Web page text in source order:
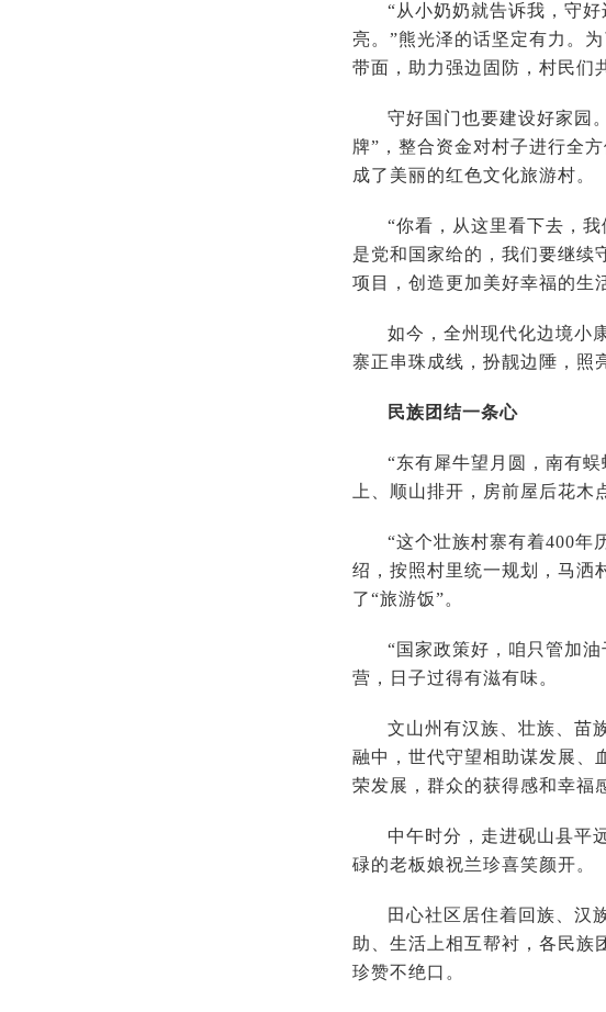
“从小奶奶就告诉我，守
亮。”熊光泽的话坚定有力。
带面，助力强边固防，村民们
守好国门也要建设好家园
牌”，整合资金对村子进行全
成了美丽的红色文化旅游村。
“你看，从这里看下去，
是党和国家给的，我们要继续
项目，创造更加美好幸福的生
如今，全州现代化边境小
寨正串珠成线，扮靓边陲，照
民族团结一条心
“东有犀牛望月圆，南有
上、顺山排开，房前屋后花木
“这个壮族村寨有着400年
绍，按照村里统一规划，马洒
了“旅游饭”。
“国家政策好，咱只管加
营，日子过得有滋有味。
文山州有汉族、壮族、苗
融中，世代守望相助谋发展、
荣发展，群众的获得感和幸福
中午时分，走进砚山县平
碌的老板娘祝兰珍喜笑颜开。
田心社区居住着回族、汉
助、生活上相互帮衬，各民族
珍赞不绝口。